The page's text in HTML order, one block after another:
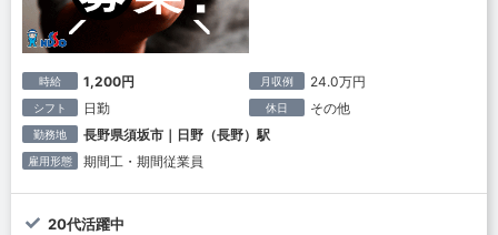
時給 1,200円 月収例 24.0万円
シフト 日勤 休日 その他
勤務地 長野県須坂市｜日野（長野）駅
雇用形態 期間工・期間従業員
20代活躍中